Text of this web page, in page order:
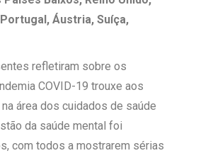
Áustria, Suíça,
refletiram sobre os
COVID-19 trouxe aos
área dos cuidados de saúde
da saúde mental foi
com todos a mostrarem sérias